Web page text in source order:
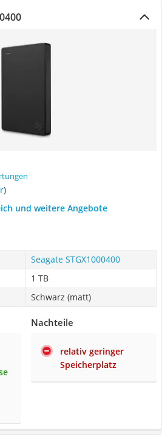
)
und weitere Angebote
Seagate STGX1000400
1 TB
Schwarz (matt)
Nachteile
relativ geringer
Speicherplatz